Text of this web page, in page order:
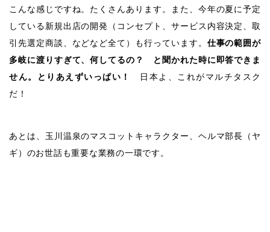
こんな感じですね。たくさんあります。また、今年の夏に予定
している新規出店の開発（コンセプト、サービス内容決定、取
引先選定商談、などなど全て）も行っています。 仕事の範囲が
多岐に渡りすぎて、何してるの？ と聞かれた時に即答できま
せん。とりあえずいっぱい！
日本よ、これがマルチタスク
だ！
あとは、玉川温泉のマスコットキャラクター、ヘルマ部長（ヤ
ギ）のお世話も重要な業務の一環です。